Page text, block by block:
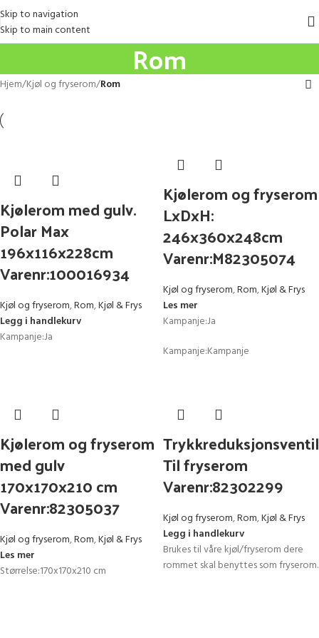
Skip to navigation
Skip to main content
Rom
Hjem/Kjøl og fryserom/Rom
Kjølerom med gulv.
Polar Max
196x116x228cm
Varenr:100016934
Kjøl og fryserom,Rom,Kjøl & Frys
Legg i handlekurv
Kampanje:Ja
Kjølerom og fryserom
LxDxH:
246x360x248cm
Varenr:M82305074
Kjøl og fryserom,Rom,Kjøl & Frys
Les mer
Kampanje:Ja
Kampanje:Kampanje
Kjølerom og fryserom
med gulv
170x170x210 cm
Varenr:82305037
Kjøl og fryserom,Rom,Kjøl & Frys
Les mer
Størrelse:170x170x210 cm
Trykkreduksjonsventil
Til fryserom
Varenr:82302299
Kjøl og fryserom,Rom,Kjøl & Frys
Legg i handlekurv
Brukes til våre kjøl/fryserom dere
rommet skal benyttes som fryserom.